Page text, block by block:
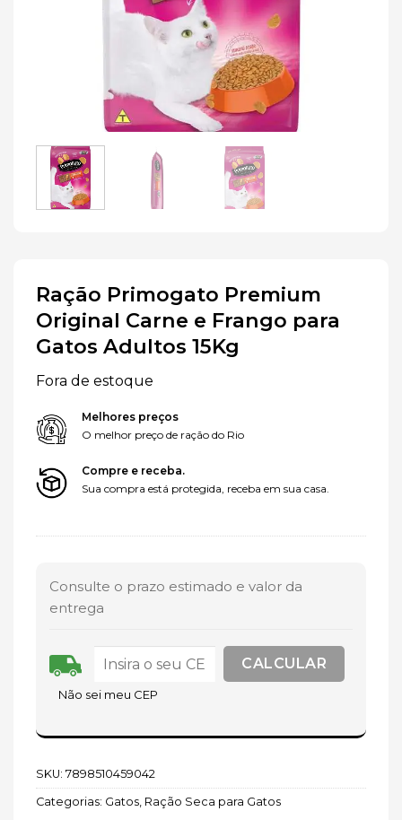
Ração Primogato Premium
Original Carne e Frango para
Gatos Adultos 15Kg
Fora de estoque
Melhores preços
O melhor preço de ração do Rio
Compre e receba.
Sua compra está protegida, receba em sua casa.
Consulte o prazo estimado e valor da
entrega
Não sei meu CEP
SKU: 7898510459042
Categorias: Gatos, Ração Seca para Gatos